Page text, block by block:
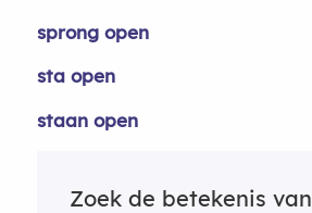
sprong open
sta open
staan open
Zoek de betekenis van